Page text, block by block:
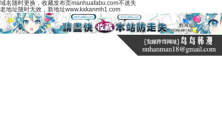
域名随时更换，收藏发布页manhuafabu.com不迷失
老地址随时无效，新地址www.kxkanmh1.com